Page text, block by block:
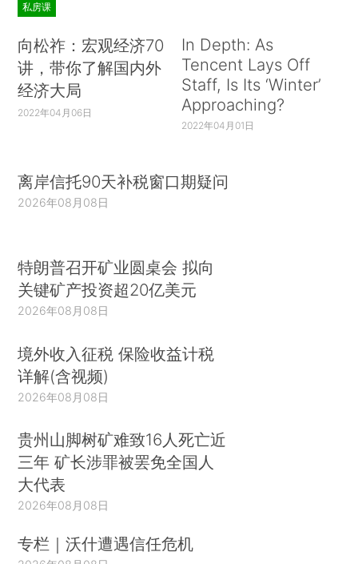
私房课
向松祚：宏观经济70
讲，带你了解国内外
经济大局
2022年04月06日
In Depth: As
Tencent Lays Off
Staff, Is Its ‘Winter’
Approaching?
2022年04月01日
离岸信托90天补税窗口期疑问
2026年08月08日
特朗普召开矿业圆桌会 拟向
关键矿产投资超20亿美元
2026年08月08日
境外收入征税 保险收益计税
详解(含视频)
2026年08月08日
贵州山脚树矿难致16人死亡近
三年 矿长涉罪被罢免全国人
大代表
2026年08月08日
专栏｜沃什遭遇信任危机